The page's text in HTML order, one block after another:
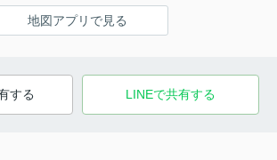
地図アプリで見る
する LINEで共有する